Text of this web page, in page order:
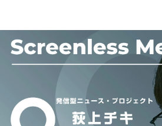
イベント・グッズ
YouTube
会社情報